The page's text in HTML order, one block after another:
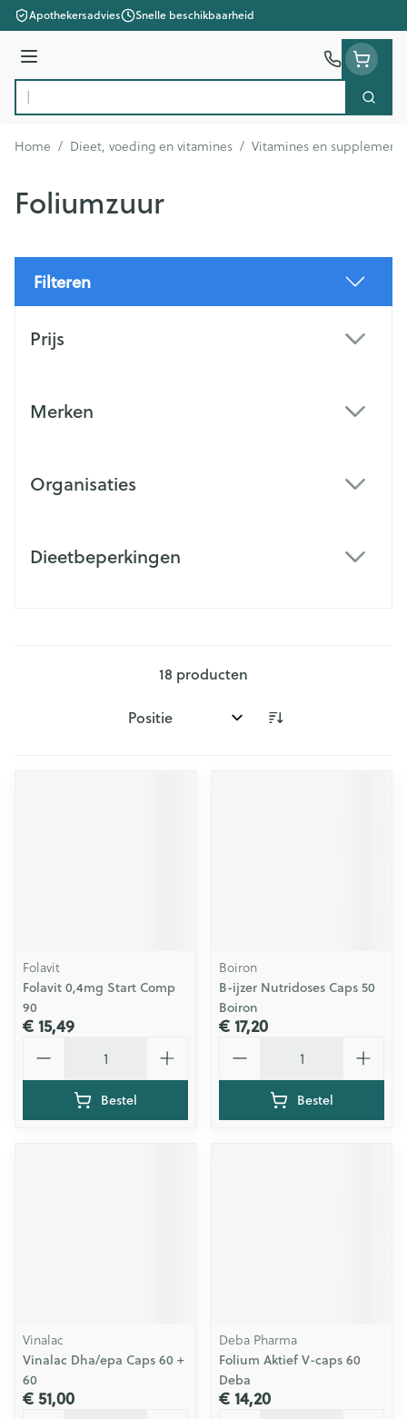
Ga naar de inhoud
Apothekersadvies Snelle beschikbaarheid
Menu
Product, merk, categorie... Zoek
Home / Dieet, voeding en vitamines / Vitamines en
Foliumzuur
Filteren
Prijs
Merken
Organisaties
Dieetbeperkingen
18 producten
Sorteer op:
Folavit
Folavit 0,4mg Start Comp
90
€ 15,49
Bestel
Boiron
B-ijzer Nutridoses Caps 50
Boiron
€ 17,20
Bestel
Vinalac
Vinalac Dha/epa Caps 60 +
60
€ 51,00
Deba Pharma
Folium Aktief V-caps 60
Deba
€ 14,20